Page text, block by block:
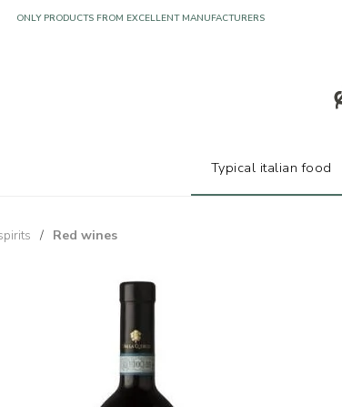
/ Red wines
ONLY PRODUCTS FROM EXCELLENT MANUFACTURERS
Typical italian food